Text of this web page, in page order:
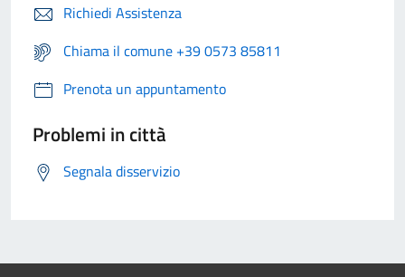
Richiedi Assistenza
Chiama il comune +39 0573 85811
Prenota un appuntamento
Problemi in città
Segnala disservizio